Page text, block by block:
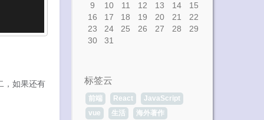
，如果还有
9
10 11 12 13 14
15
16
17 18 19 20 21
22
23
24 25 26 27 28
29
30
31
标签云
前端 React
JavaScript
vue
生活
海外著作